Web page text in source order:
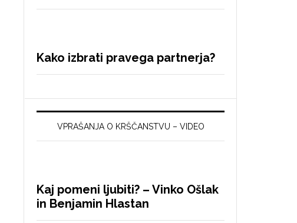
Kako izbrati pravega partnerja?
VPRAŠANJA O KRŠČANSTVU – VIDEO
Kaj pomeni ljubiti? – Vinko Ošlak
in Benjamin Hlastan